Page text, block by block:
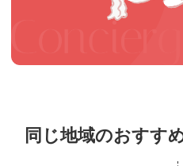
同じ地域のおすす